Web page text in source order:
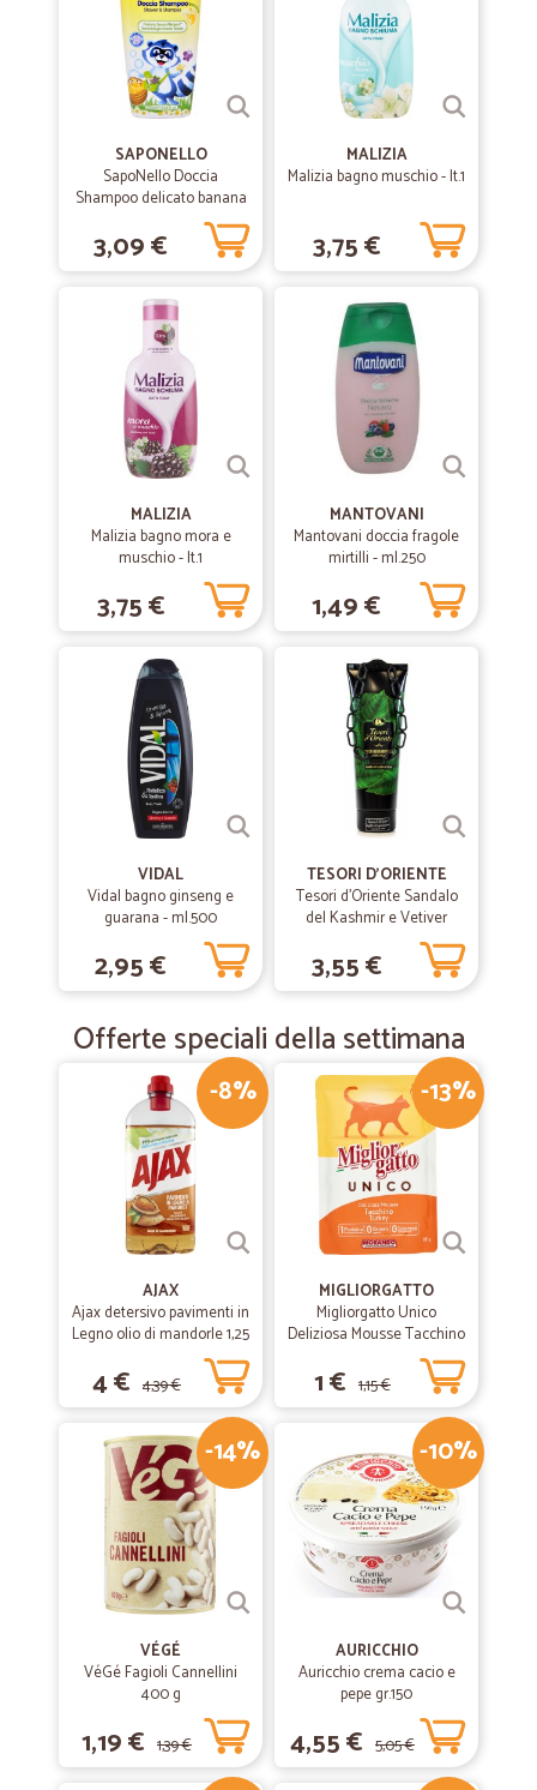
SAPONELLO
SapoNello Doccia
Shampoo delicato banana
3,09 €
MALIZIA
Malizia bagno muschio - lt.1
3,75 €
MALIZIA
Malizia bagno mora e
muschio - lt.1
3,75 €
MANTOVANI
Mantovani doccia fragole
mirtilli - ml.250
1,49 €
VIDAL
Vidal bagno ginseng e
guarana - ml.500
2,95 €
TESORI D'ORIENTE
Tesori d'Oriente Sandalo
del Kashmir e Vetiver
Doccia Crema Aromatica
250 ml.
3,55 €
Offerte speciali della settimana
-8%
AJAX
Ajax detersivo pavimenti in
Legno olio di mandorle 1,25
4 € 4,39 €
-13%
MIGLIORGATTO
Migliorgatto Unico
Deliziosa Mousse Tacchino
1 € 1,15 €
-14%
VÉGÉ
VéGé Fagioli Cannellini
400 g
1,19 € 1,39 €
-10%
AURICCHIO
Auricchio crema cacio e
pepe gr.150
4,55 € 5,05 €